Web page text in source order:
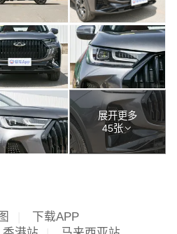
展开更多
45张
下载APP